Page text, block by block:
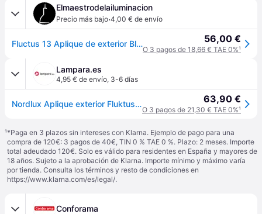
Elmaestrodelailuminacion
Precio más bajo·4,00 € de envío
Fluctus 13 Aplique de exterior Black - Nordlux Fluktus - Moderno - Metal - Angular 56,00 €
O 3 pagos de 18,66 € TAE 0%¹
Lampara.es
4,95 € de envío, 3-6 días
Nordlux Aplique exterior Fluktus, atenuable, Negro, Metal, Moderno, Lámpara de pared exterior 63,90 €
O 3 pagos de 21,30 € TAE 0%¹
¹*Paga en 3 plazos sin intereses con Klarna. Ejemplo de pago para una
compra de 120€: 3 pagos de 40€, TIN 0 % TAE 0 %. Plazo: 2 meses. Importe
total adeudado 120€. Solo es válido para residentes en España y mayores de
18 años. Sujeto a la aprobación de Klarna. Importe mínimo y máximo varía
por tienda. Consulta los términos y resto de condiciones en
https://www.klarna.com/es/legal/.
Conforama